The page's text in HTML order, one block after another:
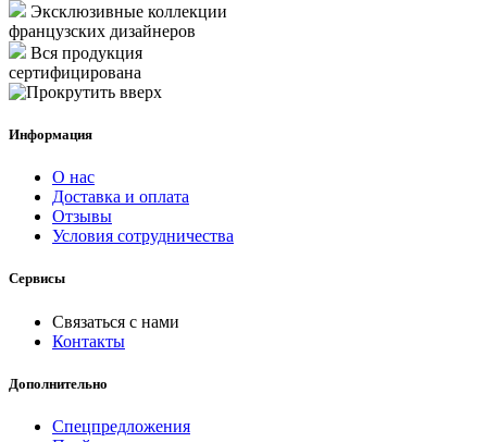
Эксклюзивные коллекции
французских дизайнеров
Вся продукция
сертифицирована
Информация
О нас
Доставка и оплата
Отзывы
Условия сотрудничества
Сервисы
Связаться с нами
Контакты
Дополнительно
Спецпредложения